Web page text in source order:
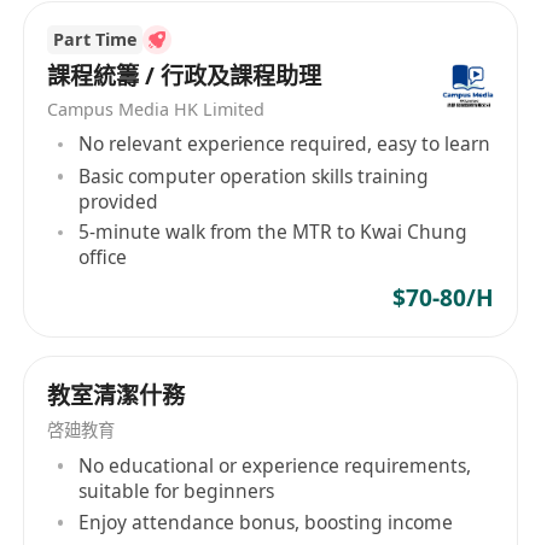
1. 語言能力：粵語爲母語水平，發音標準純正，語
調自然流暢，能夠熟練運用粵語進行聽說讀寫，具
備良好的粵語文字表達與口語溝通能力 。
2. 學歷與專業：本科及以上學歷，漢語言文學、語
言學、教育學、對外漢語等相關專業優先；有粵語
教學相關證書（如粵語教師資格證）者優先考慮 。
教學體系與方法，能夠有效把控課堂節奏；有線上
線下教學經驗者，或面向不同年齡、背景學員的教
4. 綜合素質：熱愛教育事業，具備較強的責任心、
Part Time
課程統籌 / 行政及課程助理
Campus Media HK Limited
No relevant experience required, easy to learn
Basic computer operation skills training
provided
5-minute walk from the MTR to Kwai Chung
office
$70-80/H
教室清潔什務
啓廸教育
No educational or experience requirements,
suitable for beginners
Enjoy attendance bonus, boosting income